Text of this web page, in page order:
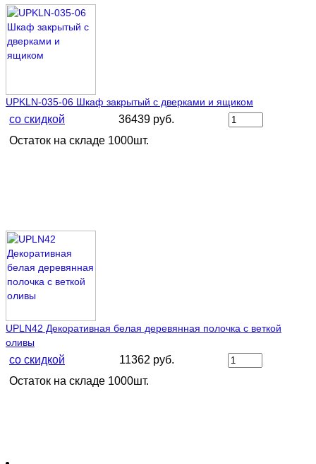
UPKLN-035-06 Шкаф закрытый с дверками и ящиком
со скидкой
36439 руб.
Остаток на складе 1000шт.
UPLN42 Декоративная белая деревянная полочка с веткой
оливы
со скидкой
11362 руб.
Остаток на складе 1000шт.